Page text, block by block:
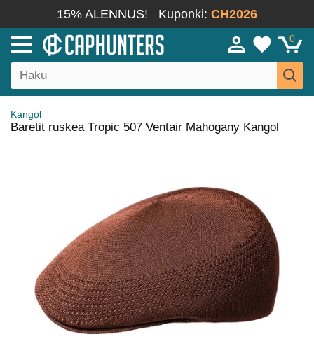
15% ALENNUS! Kuponki: CH2026
0
Kangol
Baretit ruskea Tropic 507 Ventair Mahogany Kangol